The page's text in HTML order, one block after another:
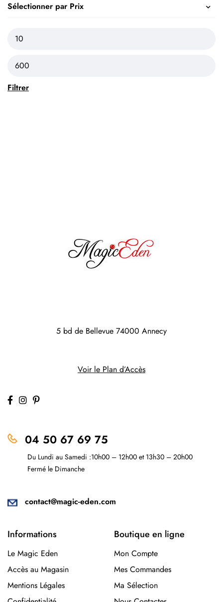
Sélectionner par Prix
Filtrer
5 bd de Bellevue 74000 Annecy
Voir le Plan d’Accès
04 50 67 69 75
Du Lundi au Samedi :10h00 – 12h00 et 13h30 – 20h00
Fermé le Dimanche
contact@magic-eden.com
Informations
Le Magic Eden
Accès au Magasin
Mentions Légales
Boutique en ligne
Mon Compte
Mes Commandes
Ma Sélection